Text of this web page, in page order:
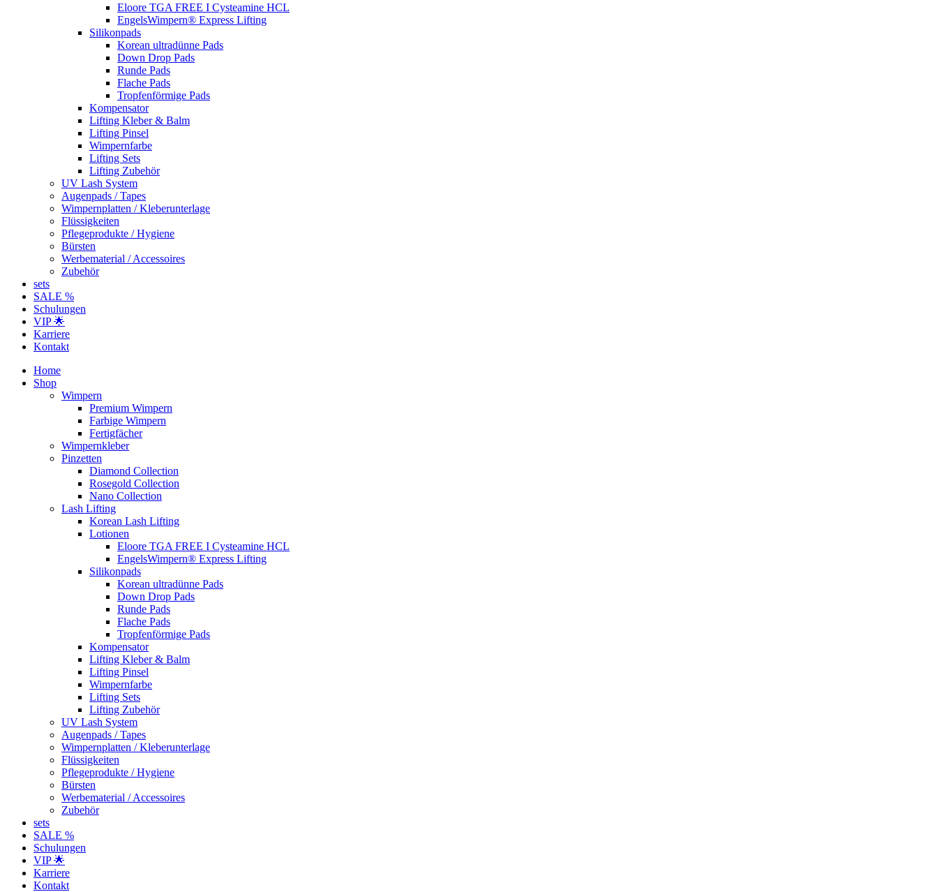
Eloore TGA FREE I Cysteamine HCL
EngelsWimpern® Express Lifting
Silikonpads
Korean ultradünne Pads
Down Drop Pads
Runde Pads
Flache Pads
Tropfenförmige Pads
Kompensator
Lifting Kleber & Balm
Lifting Pinsel
Wimpernfarbe
Lifting Sets
Lifting Zubehör
UV Lash System
Augenpads / Tapes
Wimpernplatten / Kleberunterlage
Flüssigkeiten
Pflegeprodukte / Hygiene
Bürsten
Werbematerial / Accessoires
Zubehör
sets
SALE %
Schulungen
VIP 🌟
Karriere
Kontakt
Home
Shop
Wimpern
Premium Wimpern
Farbige Wimpern
Fertigfächer
Wimpernkleber
Pinzetten
Diamond Collection
Rosegold Collection
Nano Collection
Lash Lifting
Korean Lash Lifting
Lotionen
Eloore TGA FREE I Cysteamine HCL
EngelsWimpern® Express Lifting
Silikonpads
Korean ultradünne Pads
Down Drop Pads
Runde Pads
Flache Pads
Tropfenförmige Pads
Kompensator
Lifting Kleber & Balm
Lifting Pinsel
Wimpernfarbe
Lifting Sets
Lifting Zubehör
UV Lash System
Augenpads / Tapes
Wimpernplatten / Kleberunterlage
Flüssigkeiten
Pflegeprodukte / Hygiene
Bürsten
Werbematerial / Accessoires
Zubehör
sets
SALE %
Schulungen
VIP 🌟
Karriere
Kontakt